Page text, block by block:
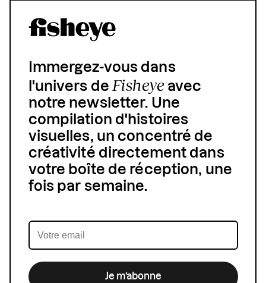
Immergez-vous dans
l'univers deFisheyeavec
notre newsletter. Une
compilation d'histoires
visuelles, un concentré de
créativité directement dans
votre boîte de réception, une
fois par semaine.
Je m’abonne